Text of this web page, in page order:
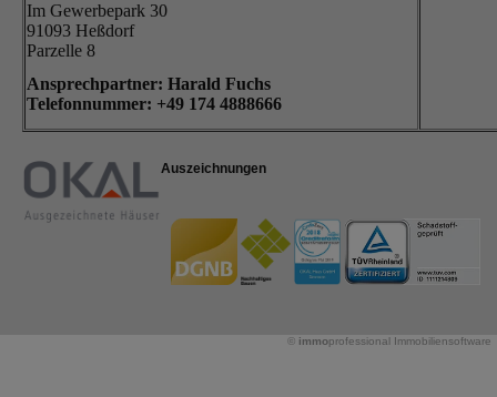
Im Gewerbepark 30
91093 Heßdorf
Parzelle 8
Ansprechpartner: Harald Fuchs
Telefonnummer: +49 174 4888666
Auszeichnungen
© immoprofessional Immobiliensoftware